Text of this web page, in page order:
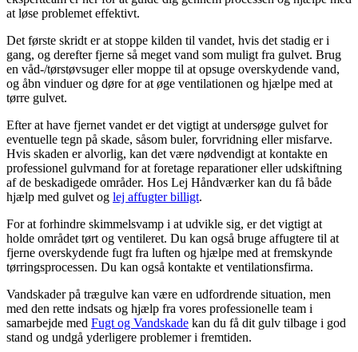
at løse problemet effektivt.
Det første skridt er at stoppe kilden til vandet, hvis det stadig er i
gang, og derefter fjerne så meget vand som muligt fra gulvet. Brug
en våd-/tørstøvsuger eller moppe til at opsuge overskydende vand,
og åbn vinduer og døre for at øge ventilationen og hjælpe med at
tørre gulvet.
Efter at have fjernet vandet er det vigtigt at undersøge gulvet for
eventuelle tegn på skade, såsom buler, forvridning eller misfarve.
Hvis skaden er alvorlig, kan det være nødvendigt at kontakte en
professionel gulvmand for at foretage reparationer eller udskiftning
af de beskadigede områder. Hos Lej Håndværker kan du få både
hjælp med gulvet og lej affugter billigt.
For at forhindre skimmelsvamp i at udvikle sig, er det vigtigt at
holde området tørt og ventileret. Du kan også bruge affugtere til at
fjerne overskydende fugt fra luften og hjælpe med at fremskynde
tørringsprocessen. Du kan også kontakte et ventilationsfirma.
Vandskader på trægulve kan være en udfordrende situation, men
med den rette indsats og hjælp fra vores professionelle team i
samarbejde med Fugt og Vandskade kan du få dit gulv tilbage i god
stand og undgå yderligere problemer i fremtiden.